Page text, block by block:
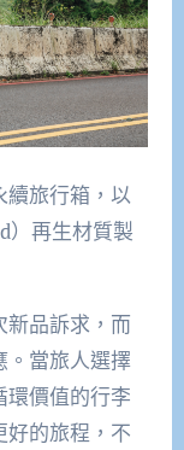
續旅行箱，以
）再生材質製
新品訴求，而
。當旅人選擇
環價值的行李
好的旅程，不